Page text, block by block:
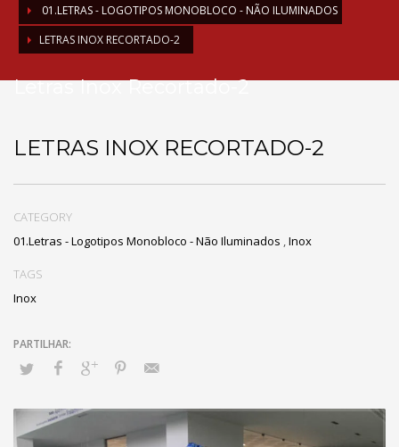
01.LETRAS - LOGOTIPOS MONOBLOCO - NÃO ILUMINADOS
LETRAS INOX RECORTADO-2
Letras Inox Recortado-2
LETRAS INOX RECORTADO-2
CATEGORY
01.Letras - Logotipos Monobloco - Não Iluminados ,Inox
TAGS
Inox